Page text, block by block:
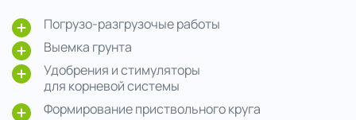
Погрузо-разгрузочые работы
Выемка грунта
Удобрения и стимуляторы
для корневой системы
Формирование приствольного круга